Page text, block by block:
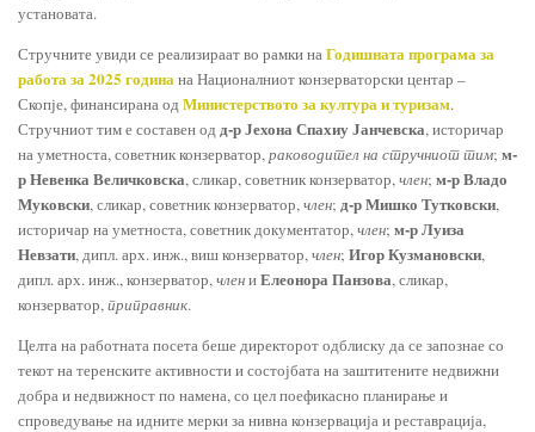
установата.
Стручните увиди се реализираат во рамки наГодишната програма за
работа за 2025 годинана Националниот конзерваторски центар –
Скопје, финансирана од Министерството за култура и туризам.
Стручниот тим е составен од д-р Јехона Спахиу Јанчевска, историчар
на уметноста, советник конзерватор,раководител на стручниот тим; м-
р Невенка Величковска, сликар, советник конзерватор,член; м-р Владо
Муковски, сликар, советник конзерватор,член; д-р Мишко Тутковски,
историчар на уметноста, советник документатор,член; м-р Луиза
Невзати, дипл. арх. инж., виш конзерватор,член; Игор Кузмановски,
дипл. арх. инж., конзерватор,члениЕлеонора Панзова, сликар,
конзерватор,приправник.
Целта на работната посета беше директорот одблиску да се запознае со
текот на теренските активности и состојбата на заштитените недвижни
добра и недвижност по намена, со цел поефикасно планирање и
спроведување на идните мерки за нивна конзервација и реставрација,